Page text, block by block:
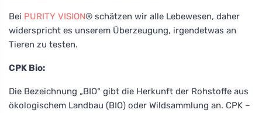
Bei PURITY VISION® schätzen wir alle Lebewesen, daher
widerspricht es unserem Überzeugung, irgendetwas an
Tieren zu testen.
CPK Bio:
Die Bezeichnung „BIO“ gibt die Herkunft der Rohstoffe aus
ökologischem Landbau (BIO) oder Wildsammlung an. CPK –